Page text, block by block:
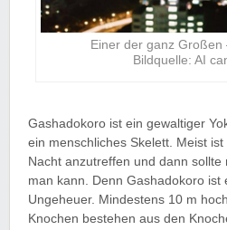
Einer der ganz Großen
Bildquelle: AI
Gashadokoro ist ein gewaltiger
ein menschliches Skelett. Meist
Nacht anzutreffen und dann sollte
man kann. Denn Gashadokoro ist
Ungeheuer. Mindestens 10 m
Knochen bestehen aus den